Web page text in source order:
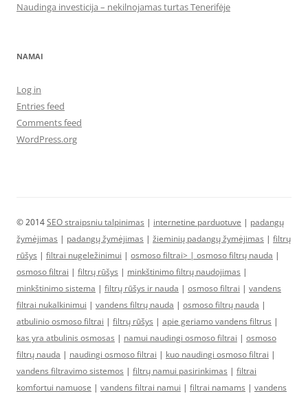
Naudinga investicija – nekilnojamas turtas Tenerifėje
NAMAI
Log in
Entries feed
Comments feed
WordPress.org
© 2014SEO straipsniu talpinimas | internetine parduotuve | padangų
žymėjimas | padangų žymėjimas | žieminių padangų žymėjimas | filtrų
rūšys | filtrai nugeležinimui | osmoso filtrai> | osmoso filtrų nauda |
osmoso filtrai | filtrų rūšys | minkštinimo filtrų naudojimas |
minkštinimo sistema | filtrų rūšys ir nauda | osmoso filtrai | vandens
filtrai nukalkinimui | vandens filtrų nauda | osmoso filtrų nauda |
atbulinio osmoso filtrai | filtrų rūšys | apie geriamo vandens filtrus |
kas yra atbulinis osmosas | namui naudingi osmoso filtrai | osmoso
filtrų nauda | naudingi osmoso filtrai | kuo naudingi osmoso filtrai |
vandens filtravimo sistemos | filtrų namui pasirinkimas | filtrai
komfortui namuose | vandens filtrai namui | filtrai namams | vandens